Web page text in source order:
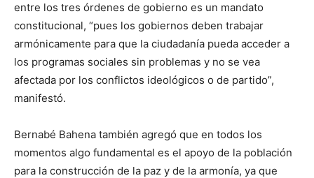
entre los tres órdenes de gobierno es un mandato
constitucional, “pues los gobiernos deben trabajar
armónicamente para que la ciudadanía pueda acceder a
los programas sociales sin problemas y no se vea
afectada por los conflictos ideológicos o de partido”,
manifestó.
Bernabé Bahena también agregó que en todos los
momentos algo fundamental es el apoyo de la población
para la construcción de la paz y de la armonía, ya que